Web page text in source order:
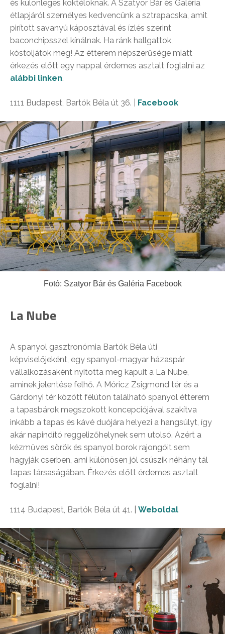
és különleges koktéloknak. A Szatyor Bár és Galéria
étlapjáról személyes kedvencünk a sztrapacska, amit
pirított savanyú káposztával és ízlés szerint
baconchipsszel kínálnak. Ha ránk hallgattok,
kóstoljátok meg! Az étterem népszerűsége miatt
érkezés előtt egy nappal érdemes asztalt foglalni az
alábbi linken.
1111 Budapest, Bartók Béla út 36. | Facebook
Fotó: Szatyor Bár és Galéria Facebook
La Nube
A spanyol gasztronómia Bartók Béla úti
képviselőjeként, egy spanyol-magyar házaspár
vállalkozásaként nyitotta meg kapuit a La Nube,
aminek jelentése felhő. A Móricz Zsigmond tér és a
Gárdonyi tér között félúton található spanyol étterem
a tapasbárok megszokott koncepciójával szakítva
inkább a tapas és kávé duójára helyezi a hangsúlyt, így
akár napindító reggelizőhelynek sem utolsó. Azért a
kézműves sörök és spanyol borok rajongóit sem
hagyják cserben, ami különösen jól csúszik néhány tál
tapas társaságában. Érkezés előtt érdemes asztalt
foglalni!
1114 Budapest, Bartók Béla út 41. | Weboldal